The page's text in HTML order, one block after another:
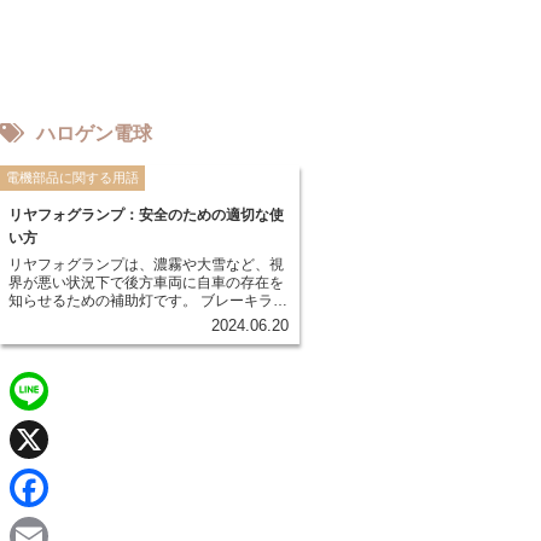
ハロゲン電球
電機部品に関する用語
リヤフォグランプ：安全のための適切な使
い方
リヤフォグランプは、濃霧や大雪など、視
界が悪い状況下で後方車両に自車の存在を
知らせるための補助灯です。 ブレーキラン
プよりも明るく、霧の中でも遠くまで届く
すくなり、追突事故などを防ぐことができ
ます。
2024.06.20
L
n
X
F